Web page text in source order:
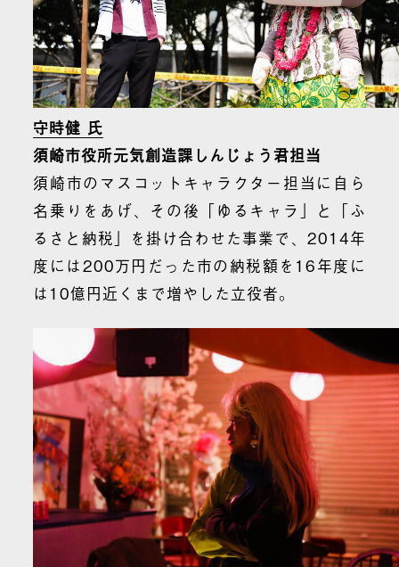
守時健 氏
須崎市役所元気創造課しんじょう君担当
須崎市のマスコットキャラクター担当に自ら
名乗りをあげ、その後「ゆるキャラ」と「ふ
るさと納税」を掛け合わせた事業で、2014年
度には200万円だった市の納税額を16年度に
は10億円近くまで増やした立役者。